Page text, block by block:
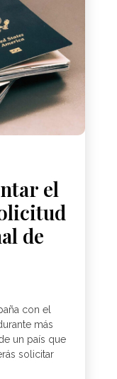
el
de
con el
más
un país que
solicitar